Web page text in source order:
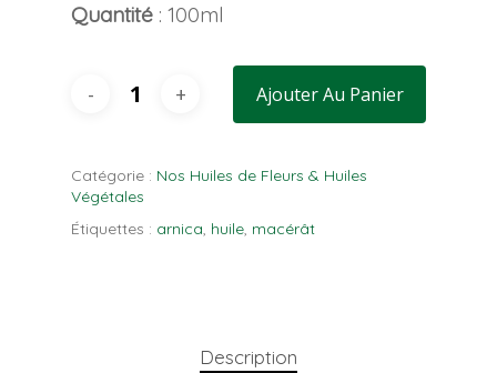
Quantité : 100ml
Ajouter Au Panier
Catégorie : Nos Huiles de Fleurs & Huiles
Végétales
Étiquettes : arnica, huile, macérât
Description